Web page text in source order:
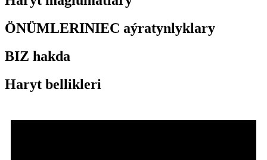
ÖNÜMLERINIEC aýratynlyklary
BIZ hakda
Haryt bellikleri